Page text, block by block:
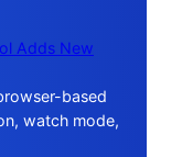
Adds New
based
watch mode,